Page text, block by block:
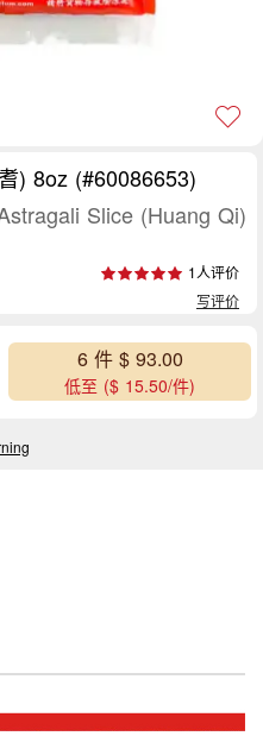
) 8oz (#60086653)
Slice (Huang Qi)
1人评价
写评价
6 件 $ 93.00
低至 ($ 15.50/件)